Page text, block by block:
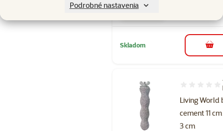
Podrobné nastavenia
Skladom do
Living World
cement 11
3 cm
Hodnotenie